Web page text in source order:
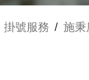
掛號服務 / 施秉